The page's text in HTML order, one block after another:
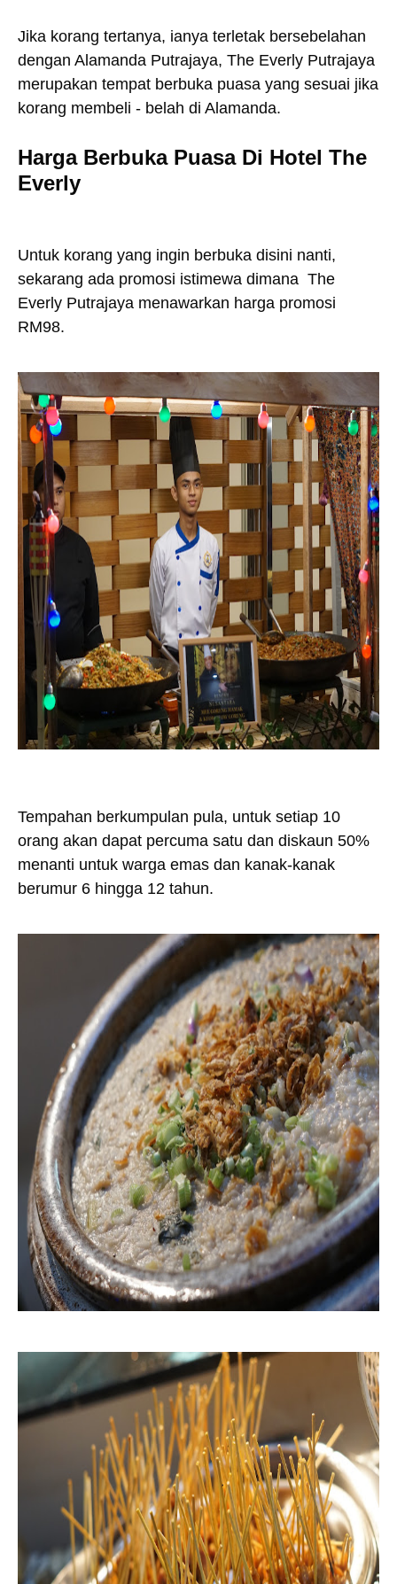
Jika korang tertanya, ianya terletak bersebelahan
dengan Alamanda Putrajaya, The Everly Putrajaya
merupakan tempat berbuka puasa yang sesuai jika
korang membeli - belah di Alamanda.
Harga Berbuka Puasa Di Hotel The
Everly
Untuk korang yang ingin berbuka disini nanti,
sekarang ada promosi istimewa dimana The
Everly Putrajaya menawarkan harga promosi
RM98.
Tempahan berkumpulan pula, untuk setiap 10
orang akan dapat percuma satu dan diskaun 50%
menanti untuk warga emas dan kanak-kanak
berumur 6 hingga 12 tahun.